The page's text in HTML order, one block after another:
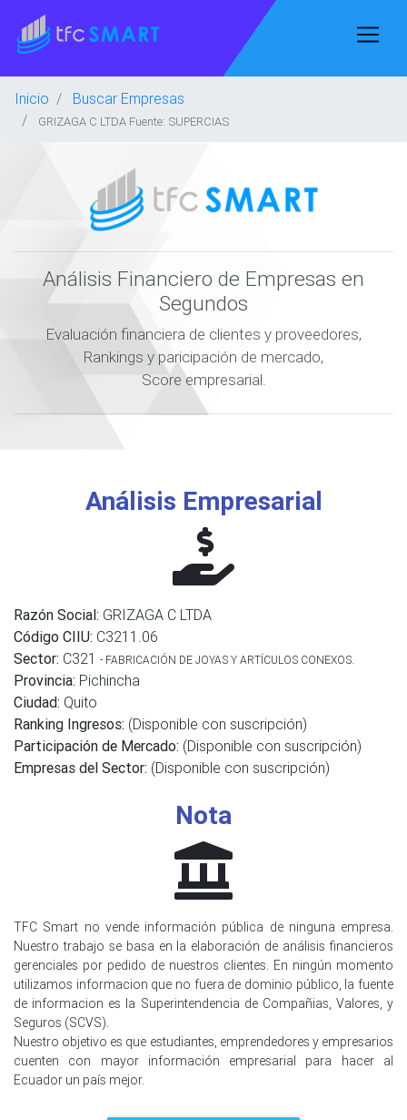
Inicio Buscar Empresas
GRIZAGA C LTDA Fuente: SUPERCIAS
Análisis Financiero de Empresas en
Segundos
Evaluación financiera de clientes y proveedores,
Rankings y paricipación de mercado,
Score empresarial.
Análisis Empresarial
Razón Social: GRIZAGA C LTDA
Código CIIU: C3211.06
Sector: C321 - FABRICACIÓN DE JOYAS Y ARTÍCULOS CONEXOS.
Provincia: Pichincha
Ciudad: Quito
Ranking Ingresos: (Disponible con suscripción)
Participación de Mercado: (Disponible con suscripción)
Empresas del Sector: (Disponible con suscripción)
Nota
TFC Smart no vende información pública de ninguna empresa.
Nuestro trabajo se basa en la elaboración de análisis financieros
gerenciales por pedido de nuestros clientes. En ningún momento
utilizamos informacion que no fuera de dominio público, la fuente
de informacion es la Superintendencia de Compañias, Valores, y
Seguros (SCVS).
Nuestro objetivo es que estudiantes, emprendedores y empresarios
cuenten con mayor información empresarial para hacer al
Ecuador un país mejor.